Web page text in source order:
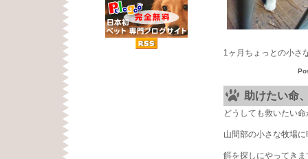
1ヶ月ちょっとの小さ
助けたい命
どうしても救いたい
山間部の小さな牧場
餌を探しにやってき